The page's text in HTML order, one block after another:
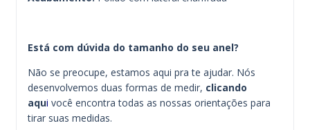
Está com dúvida do tamanho do seu anel?
Não se preocupe, estamos aqui pra te ajudar. Nós
desenvolvemos duas formas de medir, clicando
aqui você encontra todas as nossas orientações para
tirar suas medidas.